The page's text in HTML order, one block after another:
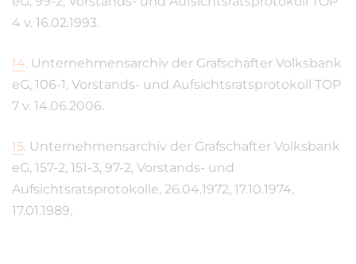
4 v. 16.02.1993.
14. Unternehmensarchiv der Grafschafter Volksbank
eG, 106-1, Vorstands- und Aufsichtsratsprotokoll TOP
7 v. 14.06.2006.
15. Unternehmensarchiv der Grafschafter Volksbank
eG, 157-2, 151-3, 97-2, Vorstands- und
Aufsichtsratsprotokolle, 26.04.1972, 17.10.1974,
17.01.1989,